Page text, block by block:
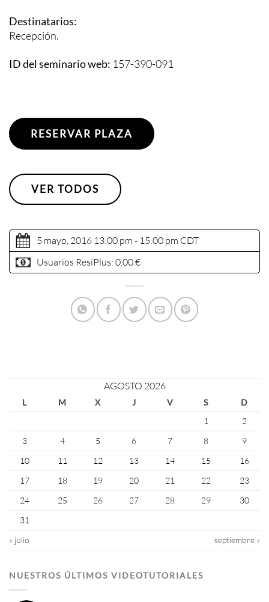
Destinatarios:
Recepción.
ID del seminario web: 157-390-091
RESERVAR PLAZA
VER TODOS
5 mayo, 2016 13:00 pm - 15:00 pm CDT
Usuarios ResiPlus: 0.00 €
AGOSTO 2026
L M X J V S
D
1
2
3
4 5 6 7 8
9
10
11 12 13 14 15
16
17
18 19 20 21 22
23
24
25 26 27 28 29
30
31
« julio
septiembre »
NUESTROS ÚLTIMOS VIDEOTUTORIALES